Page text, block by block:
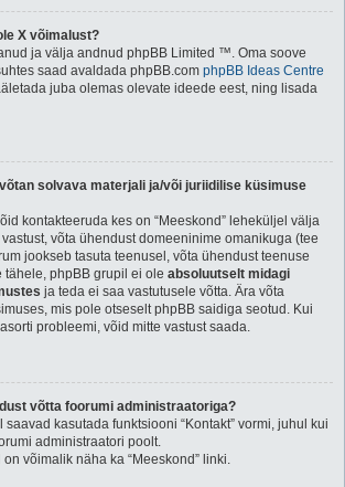
X võimalust?
ja välja andnud phpBB Limited ™. Oma soove
saad avaldada phpBB.com phpBB Ideas Centre
juba olemas olevate ideede eest, ning lisada
solvava materjali ja/või juriidilise küsimuse
kontakteeruda kes on “Meeskond” leheküljel välja
võta ühendust domeeninime omanikuga (tee
jookseb tasuta teenusel, võta ühendust teenuse
phpBB grupil ei ole absoluutselt midagi
ja teda ei saa vastutusele võtta. Ära võta
mis pole otseselt phpBB saidiga seotud. Kui
probleemi, võid mitte vastust saada.
võtta foorumi administraatoriga?
saavad kasutada funktsiooni “Kontakt” vormi, juhul kui
administraatori poolt.
võimalik näha ka “Meeskond” linki.